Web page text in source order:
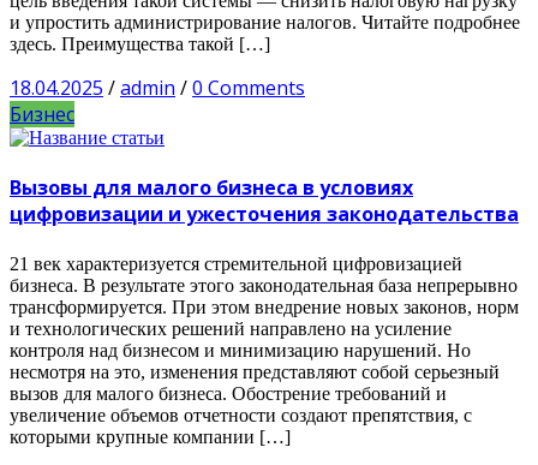
и упростить администрирование налогов. Читайте подробнее
здесь. Преимущества такой […]
18.04.2025 /admin /0 Comments
Бизнес
Вызовы для малого бизнеса в условиях
цифровизации и ужесточения законодательства
21 век характеризуется стремительной цифровизацией
бизнеса. В результате этого законодательная база непрерывно
трансформируется. При этом внедрение новых законов, норм
и технологических решений направлено на усиление
контроля над бизнесом и минимизацию нарушений. Но
несмотря на это, изменения представляют собой серьезный
вызов для малого бизнеса. Обострение требований и
увеличение объемов отчетности создают препятствия, с
которыми крупные компании […]